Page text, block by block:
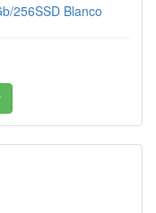
256SSD Blanco